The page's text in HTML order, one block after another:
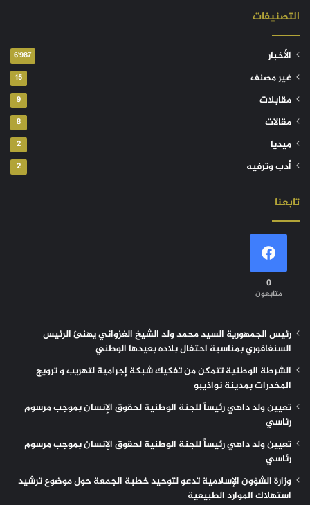
التصنيفات
الأخبار 6٬987
غير مصنف 15
مقابلات 9
مقالات 8
ميديا 2
أدب وترفيه 2
تابعنا
0
متابعون
رئيس الجمهورية السيد محمد ولد الشيخ الغزواني يهنئ الرئيس
السنغافوري بمناسبة احتفال بلاده بعيدها الوطني
الشرطة الوطنية تتمكن من تفكيك شبكة إجرامية لتهريب و ترويج
المخدرات بمدينة نواذيبو
تعيين ولد داهي رئيساً للجنة الوطنية لحقوق الإنسان بموجب مرسوم
رئاسي
تعيين ولد داهي رئيساً للجنة الوطنية لحقوق الإنسان بموجب مرسوم
رئاسي
وزارة الشؤون الإسلامية تدعو لتوحيد خطبة الجمعة حول موضوع ترشيد
استهلاك الموارد الطبيعية